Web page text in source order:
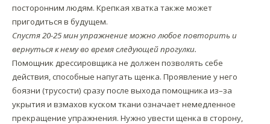
посторонним людям. Крепкая хватка также может
пригодиться в будущем.
Спустя 20-25 мин упражнение можно любое повторить и
вернуться к нему во время следующей прогулки.
Помощник дрессировщика не должен позволять себе
действия, способные напугать щенка. Проявление у него
боязни (трусости) сразу после выхода помощника из–за
укрытия и взмахов куском ткани означает немедленное
прекращение упражнения. Нужно увести щенка в сторону,